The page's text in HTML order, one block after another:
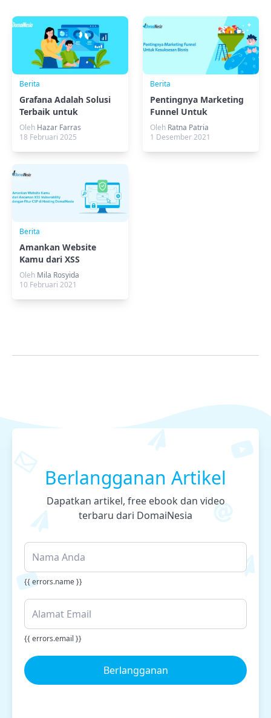
Berita
Grafana Adalah Solusi
Terbaik untuk
Pemantauan Aplikasi
Oleh Hazar Farras
18 Februari 2025
Berita
Pentingnya Marketing
Funnel Untuk
Kesuksesan Bisnis
Oleh Ratna Patria
1 Desember 2021
Berita
Amankan Website
Kamu dari XSS
Vulnerability dengan
Fitur CSP di Hosting
Oleh Mila Rosyida
10 Februari 2021
Berlangganan Artikel
Dapatkan artikel, free ebook dan video
terbaru dari DomaiNesia
{{ errors.name }}
{{ errors.email }}
Berlangganan